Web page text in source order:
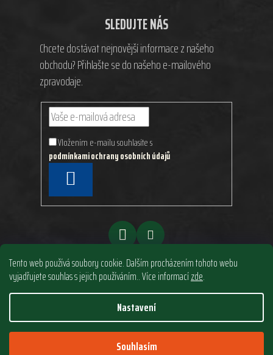
Tento web používá soubory cookie. Dalším procházením tohoto webu
vyjadřujete souhlas s jejich používáním.. Více informacízde.
Nastavení
Souhlasím
SLEDUJTE NÁS
Chcete dostávat nejnovější informace z našeho
obchodu? Přihlašte se do našeho e-mailového
zpravodaje.
Vložením e-mailu souhlasíte s
podmínkami ochrany osobních údajů
SE
Vytvořil Shoptet&PekneWeby
Copyright 2026North Style s.r.o.. Všechna práva
vyhrazena.